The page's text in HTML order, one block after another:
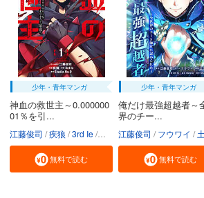
少年・青年マンガ
神血の救世主～0.000000
01％を引...
江藤俊司 疾狼 3rd Ie Studio No.9
無料で読む
少年・青年マンガ
俺だけ最強超越者～
界のチー...
江藤俊司 フウワイ 土田健太
無料で読む